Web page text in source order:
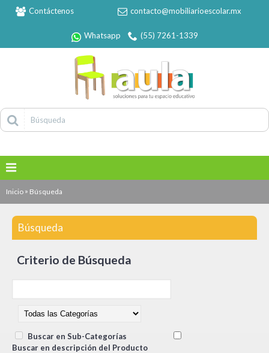
Contáctenos contacto@mobiliarioescolar.mx
Whatsapp (55) 7261-1339
Inicio » Búsqueda
Búsqueda
Criterio de Búsqueda
Buscar en Sub-Categorías
Buscar en descripción del Producto